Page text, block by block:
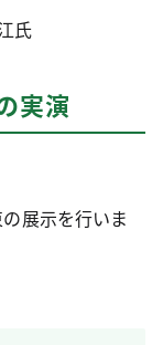
氏
実演
展示を行いま